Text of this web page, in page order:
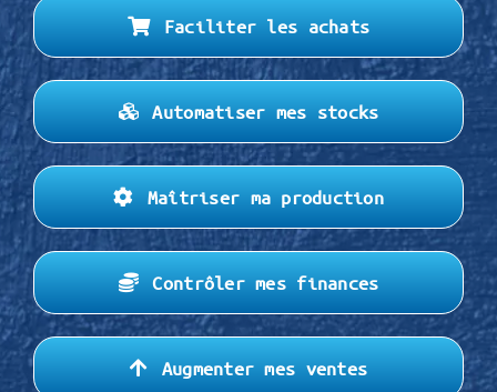
Faciliter les achats
Automatiser mes stocks
Maîtriser ma production
Contrôler mes finances
Augmenter mes ventes